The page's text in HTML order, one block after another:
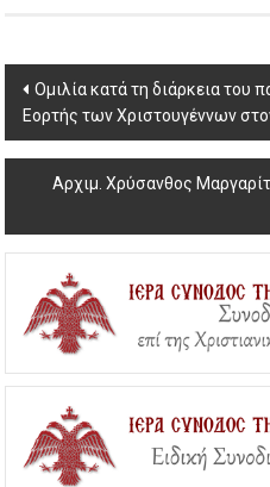
Post
navigation
Ομιλία κατά τη διάρκεια του
Εορτής των Χριστουγέννων
Αρχιμ. Χρύσανθος